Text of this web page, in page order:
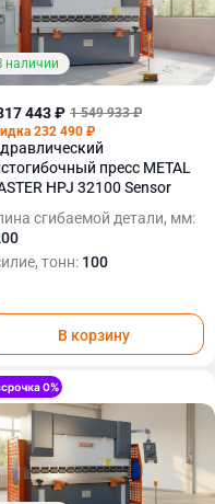
наличии
443 ₽ 1 549 933 ₽
232 490 ₽
пресс METAL
HPJ 32100 Sensor
сгибаемой детали, мм:
тонн: 100
В корзину